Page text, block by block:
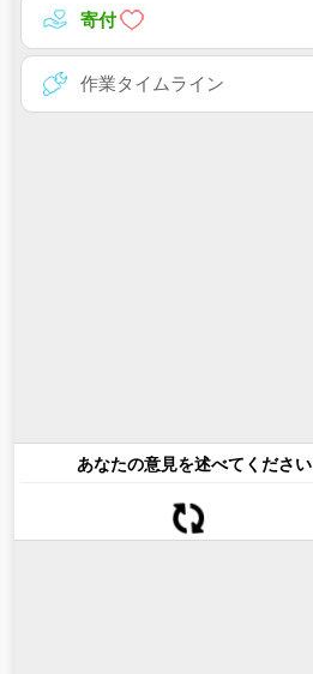
寄付
作業タイムライン
あなたの意見を述べてください